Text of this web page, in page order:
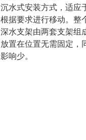
沉水式安装方式，适应
根据要求进行移动。整
深水支架由两套支架组
放置在位置无需固定，
影响少。